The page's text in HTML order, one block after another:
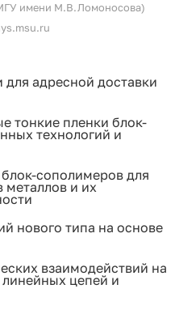
имени М.В.Ломоносова)
адресной доставки
тонкие пленки блок-
технологий и
сополимеров для
металлов и их
нового типа на основе
взаимодействий на
цепей и